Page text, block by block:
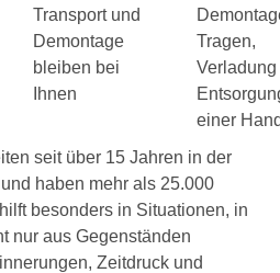
Transport und
Demontage
bleiben bei
Ihnen
Tragen,
einer
seit über 15 Jahren in der
haben mehr als 25.000
besonders in Situationen, in
nur aus Gegenständen
Zeitdruck und